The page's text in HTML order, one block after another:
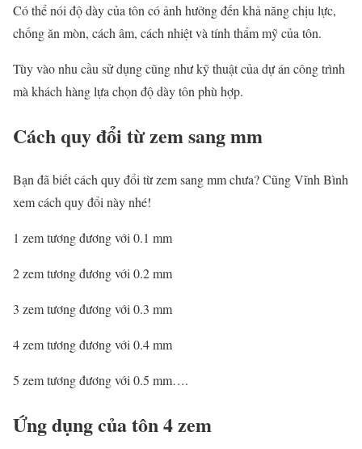
Có thể nói độ dày của tôn có ảnh hưởng đến khả năng chịu lực,
chống ăn mòn, cách âm, cách nhiệt và tính thẩm mỹ của tôn.
Tùy vào nhu cầu sử dụng cũng như kỹ thuật của dự án công trình
mà khách hàng lựa chọn độ dày tôn phù hợp.
Cách quy đổi từ zem sang mm
Bạn đã biết cách quy đổi từ zem sang mm chưa? Cũng Vĩnh Bình
xem cách quy đổi này nhé!
1 zem tương đương với 0.1 mm
2 zem tương đương với 0.2 mm
3 zem tương đương với 0.3 mm
4 zem tương đương với 0.4 mm
5 zem tương đương với 0.5 mm….
Ứng dụng của tôn 4 zem